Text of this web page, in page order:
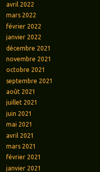
avril 2022
mars 2022
février 2022
janvier 2022
décembre 2021
novembre 2021
octobre 2021
septembre 2021
août 2021
juillet 2021
juin 2021
mai 2021
avril 2021
mars 2021
février 2021
janvier 2021